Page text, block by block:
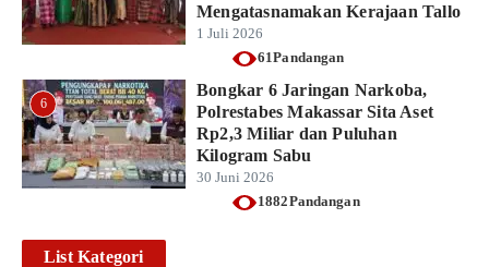
Mengatasnamakan Kerajaan Tallo
1 Juli 2026
61Pandangan
6
Bongkar 6 Jaringan Narkoba,
Polrestabes Makassar Sita Aset
Rp2,3 Miliar dan Puluhan
Kilogram Sabu
30 Juni 2026
1882Pandangan
List Kategori